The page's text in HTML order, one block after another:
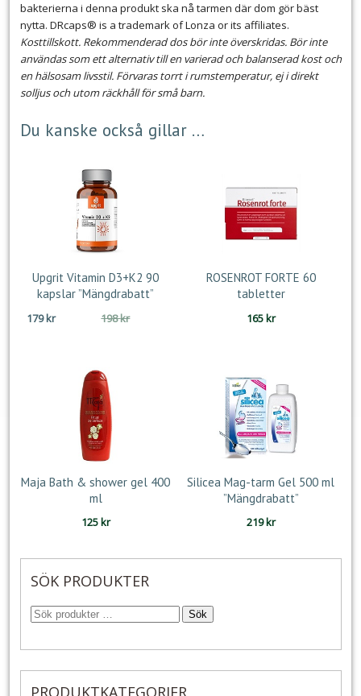
bakterierna i denna produkt ska nå tarmen där dom gör bäst
nytta. DRcaps® is a trademark of Lonza or its affiliates.
Kosttillskott. Rekommenderad dos bör inte överskridas. Bör inte
användas som ett alternativ till en varierad och balanserad kost och
en hälsosam livsstil. Förvaras torrt i rumstemperatur, ej i direkt
solljus och utom räckhåll för små barn.
Du kanske också gillar …
Upgrit Vitamin D3+K2 90
kapslar ”Mängdrabatt”
198krDet
179kr
Det
ROSENROT FORTE 60
tabletter
165kr
Maja Bath & shower gel 400
ml
125 kr
Silicea Mag-tarm Gel 500 ml
”Mängdrabatt”
219kr
SÖK PRODUKTER
Sök
PRODUKTKATEGORIER